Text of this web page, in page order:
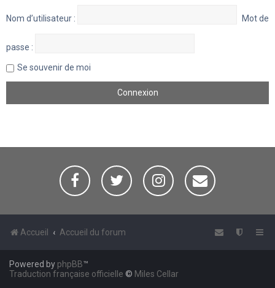
Nom d’utilisateur : Mot de
passe :
Se souvenir de moi
Accueil Accueil du forum
Powered by phpBB™
Traduction française officielle © Miles Cellar